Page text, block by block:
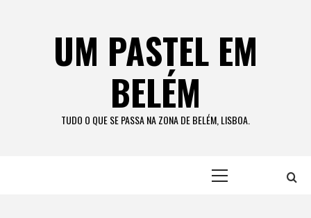
UM PASTEL EM
BELÉM
TUDO O QUE SE PASSA NA ZONA DE BELÉM, LISBOA.